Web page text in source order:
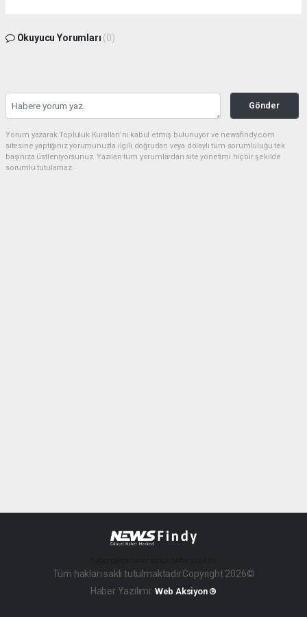
Okuyucu Yorumları (0)
Gönder
Yorum yazarak Topluluk Kuralları’nı kabul etmiş bulunuyor ve newsfindy.com
sitesine yaptığınız yorumunuzla ilgili doğrudan veya dolaylı tüm sorumluluğu tek
başınıza üstleniyorsunuz. Yazılan tüm yorumlardan site yönetimi hiçbir şekilde
sorumlu tutulamaz.
Tüm hakları saklı tutulmaktadır.Copyright 2026©
Haber Yazılımı: Web Aksiyon ®